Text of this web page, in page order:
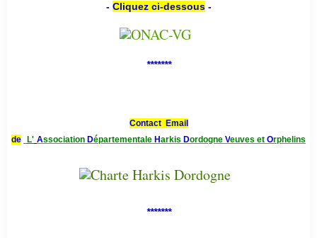
- Cliquez ci-dessous-
*******
Contact Email
de
L' Association Départementale Harkis Dordogne Veuves et Orphelins
*******